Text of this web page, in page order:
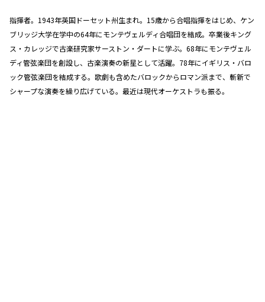
指揮者。1943年英国ドーセット州生まれ。15歳から合唱指揮をはじめ、ケン
ブリッジ大学在学中の64年にモンテヴェルディ合唱団を結成。卒業後キング
ス・カレッジで古楽研究家サーストン・ダートに学ぶ。68年にモンテヴェル
ディ管弦楽団を創設し、古楽演奏の新星として活躍。78年にイギリス・バロ
ック管弦楽団を結成する。歌劇も含めたバロックからロマン派まで、斬新で
シャープな演奏を繰り広げている。最近は現代オーケストラも振る。